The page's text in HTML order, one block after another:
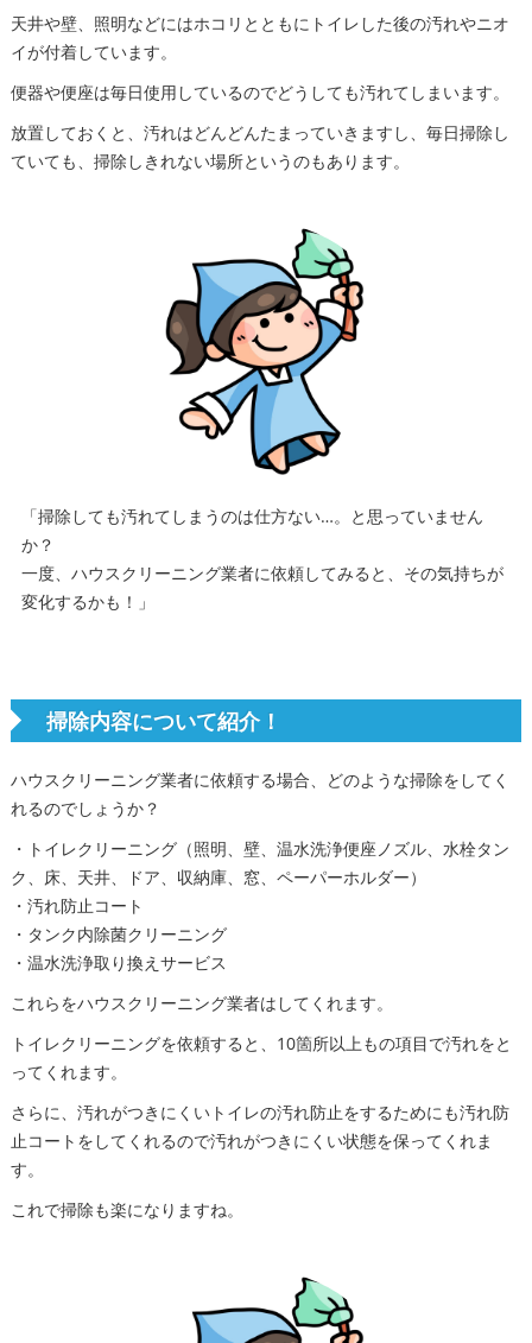
天井や壁、照明などにはホコリとともにトイレした後の汚れやニオ
イが付着しています。
便器や便座は毎日使用しているのでどうしても汚れてしまいます。
放置しておくと、汚れはどんどんたまっていきますし、毎日掃除し
ていても、掃除しきれない場所というのもあります。
「掃除しても汚れてしまうのは仕方ない…。と思っていません
か？
一度、ハウスクリーニング業者に依頼してみると、その気持ちが
変化するかも！」
掃除内容について紹介！
ハウスクリーニング業者に依頼する場合、どのような掃除をしてく
れるのでしょうか？
・トイレクリーニング（照明、壁、温水洗浄便座ノズル、水栓タン
ク、床、天井、ドア、収納庫、窓、ペーパーホルダー）
・汚れ防止コート
・タンク内除菌クリーニング
・温水洗浄取り換えサービス
これらをハウスクリーニング業者はしてくれます。
トイレクリーニングを依頼すると、10箇所以上もの項目で汚れをと
ってくれます。
さらに、汚れがつきにくいトイレの汚れ防止をするためにも汚れ防
止コートをしてくれるので汚れがつきにくい状態を保ってくれま
す。
これで掃除も楽になりますね。